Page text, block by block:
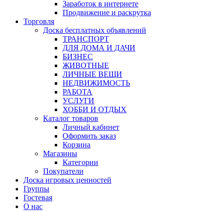
Заработок в интернете
Продвижение и раскрутка
Торговля
Доска бесплатных объявлений
ТРАНСПОРТ
ДЛЯ ДОМА И ДАЧИ
БИЗНЕС
ЖИВОТНЫЕ
ЛИЧНЫЕ ВЕЩИ
НЕДВИЖИМОСТЬ
РАБОТА
УСЛУГИ
ХОББИ И ОТДЫХ
Каталог товаров
Личный кабинет
Оформить заказ
Корзина
Магазины
Категории
Покупатели
Доска игровых ценностей
Группы
Гостевая
О нас